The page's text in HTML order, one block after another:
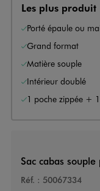
Les plus produit
Porté épaule ou
Grand format
Matière souple
Intérieur doublé
1 poche zippée +
Sac cabas
Réf. : 50067334